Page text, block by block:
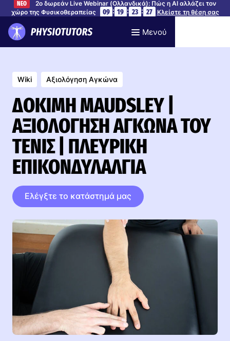
ΝΕΟ
2ο δωρεάν Live Webinar (Ολλανδικά): Πώς η AI αλλάζει τον
χώρο της Φυσικοθεραπείας
09 : 19 : 23 : 26 Κλείστε τη θέση σας
Μενού
Wiki Αξιολόγηση Αγκώνα
ΔΟΚΙΜΉ MAUDSLEY |
ΑΞΙΟΛΌΓΗΣΗ ΑΓΚΏΝΑ ΤΟΥ
ΤΈΝΙΣ | ΠΛΕΥΡΙΚΉ
ΕΠΙΚΟΝΔΥΛΑΛΓΊΑ
Ελέγξτε το κατάστημά μας